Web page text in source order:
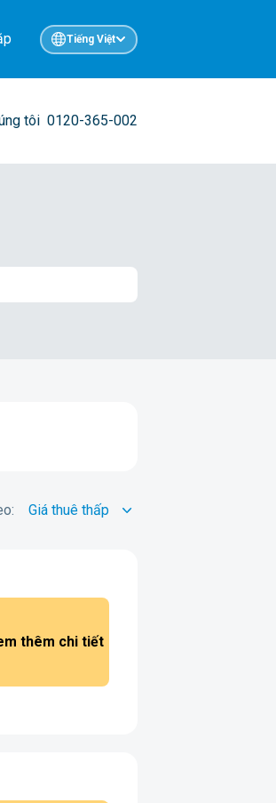
Tiếng Việt
tôi 0120-365-002
thêm chi tiết